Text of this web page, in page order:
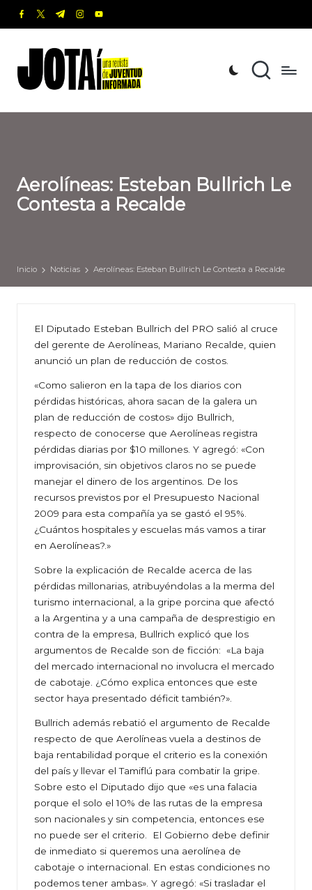
Saltar
contenido
facebook.com
twitter.com
t.me instagram.com
youtube.com
o
t
revista
de
Informada
Aerolíneas: Esteban Bullrich Le
Contesta a Recalde
Inicio Noticias Aerolíneas: Esteban Bullrich Le Contesta a Recalde
El Diputado Esteban Bullrich del PRO salió al cruce
del gerente de Aerolíneas, Mariano Recalde, quien
anunció un plan de reducción de costos.
«Como salieron en la tapa de los diarios con
pérdidas históricas, ahora sacan de la galera un
plan de reducción de costos» dijo Bullrich,
respecto de conocerse que Aerolíneas registra
pérdidas diarias por $10 millones. Y agregó: «Con
improvisación, sin objetivos claros no se puede
manejar el dinero de los argentinos. De los
recursos previstos por el Presupuesto Nacional
2009 para esta compañía ya se gastó el 95%.
¿Cuántos hospitales y escuelas más vamos a tirar
en Aerolíneas?.»
Sobre la explicación de Recalde acerca de las
pérdidas millonarias, atribuyéndolas a la merma del
turismo internacional, a la gripe porcina que afectó
a la Argentina y a una campaña de desprestigio en
contra de la empresa, Bullrich explicó que los
argumentos de Recalde son de ficción: «La baja
del mercado internacional no involucra el mercado
de cabotaje. ¿Cómo explica entonces que este
sector haya presentado déficit también?».
Bullrich además rebatió el argumento de Recalde
respecto de que Aerolíneas vuela a destinos de
baja rentabilidad porque el criterio es la conexión
del país y llevar el Tamiflú para combatir la gripe.
Sobre esto el Diputado dijo que «es una falacia
porque el solo el 10% de las rutas de la empresa
son nacionales y sin competencia, entonces ese
no puede ser el criterio. El Gobierno debe definir
de inmediato si queremos una aerolínea de
cabotaje o internacional. En estas condiciones no
podemos tener ambas». Y agregó: «Si trasladar el